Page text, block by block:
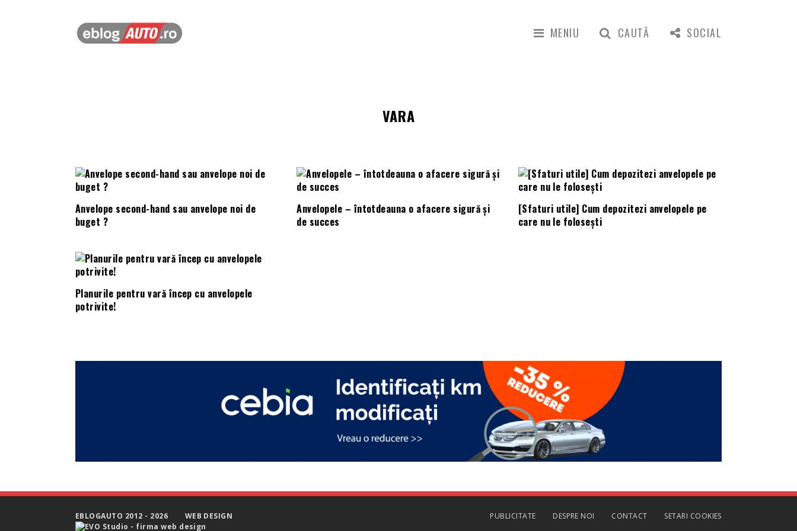
MENIU CAUTĂ SOCIAL
VARA
Anvelope second-hand sau anvelope noi de
buget ?
Anvelopele – întotdeauna o afacere sigură și
de succes
[Sfaturi utile] Cum depozitezi anvelopele pe
care nu le folosești
Planurile pentru vară încep cu anvelopele
potrivite!
EBLOGAUTO 2012 - 2026 WEB DESIGN PUBLICITATE DESPRE NOI CONTACT SETARI COOKIES